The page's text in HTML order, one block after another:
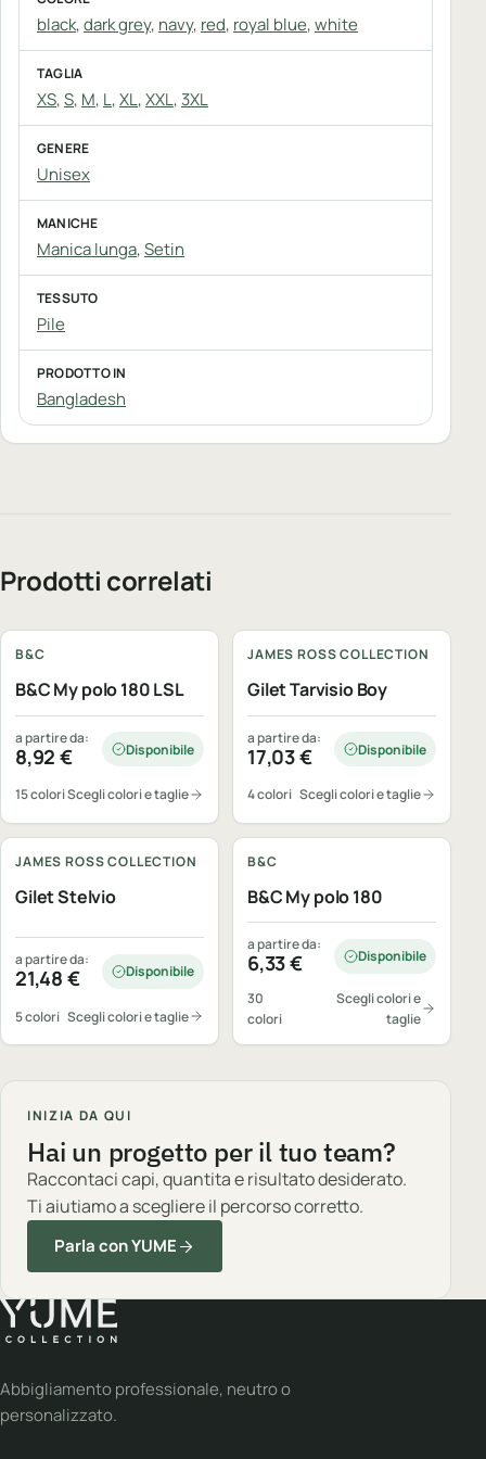
black,dark grey, navy, red, royal blue,white
TAGLIA
XS,S, M, L,XL,XXL, 3XL
GENERE
Unisex
MANICHE
Manica lunga,Setin
TESSUTO
Pile
PRODOTTO IN
Bangladesh
Prodotti correlati
B&C
B&C My polo 180 LSL
a partire da:
8,92€ Disponibile
15 coloriScegli colori e taglie
JAMES ROSS COLLECTION
Gilet Tarvisio Boy
a partire da:
17,03€ Disponibile
4 colori Scegli colori e taglie
JAMES ROSS COLLECTION
Gilet Stelvio
a partire da:
21,48 € Disponibile
5 colori Scegli colori e taglie
B&C
B&C My polo 180
a partire da:
6,33€ Disponibile
30
colori
Scegli colori e
taglie
INIZIA DA QUI
Hai un progetto per il tuo team?
Raccontaci capi, quantita e risultato desiderato.
Ti aiutiamo a scegliere il percorso corretto.
Parla con YUME
Abbigliamento professionale, neutro o
personalizzato.